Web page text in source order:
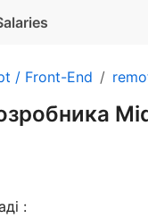
/ Front-End
: